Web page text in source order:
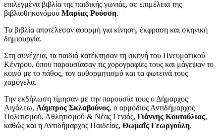
επιλεγμένα βιβλία της παιδικής γωνιάς, σε επιμέλεια της
βιβλιοθηκονόμου Μαρίας Ρούσση.
Τα βιβλία αποτέλεσαν αφορμή για κίνηση, έκφραση και σκηνική
δημιουργία.
Στη συνέχεια, τα παιδιά κατέκτησαν τη σκηνή του Πνευματικού
Κέντρου, όπου παρουσίασαν τις χορογραφίες τους και μάγεψαν το
κοινό με το πάθος, τον αυθορμητισμό και τα φωτεινά τους
χαμόγελα.
Την εκδήλωση τίμησαν με την παρουσία τους ο Δήμαρχος
Αιγάλεω, Λάμπρος Σκλαβούνος, ο αρμόδιος Αντιδήμαρχος
Πολιτισμού, Αθλητισμού & Νέας Γενιάς, Γιάννης Κουτούλιας,
καθώς και η Αντιδήμαρχος Παιδείας, Θωμαΐς Γεωργούλη.